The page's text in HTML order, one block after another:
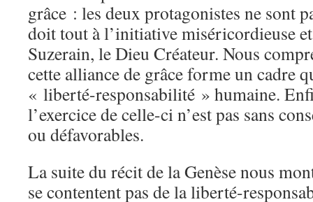
grâce : les deux protagonistes ne sont
doit tout à l’initiative miséricordieuse
Suzerain, le Dieu Créateur. Nous
cette alliance de grâce forme un cadre
« liberté-responsabilité » humaine.
l’exercice de celle-ci n’est pas sans
ou défavorables.
La suite du récit de la Genèse nous
se contentent pas de la liberté-